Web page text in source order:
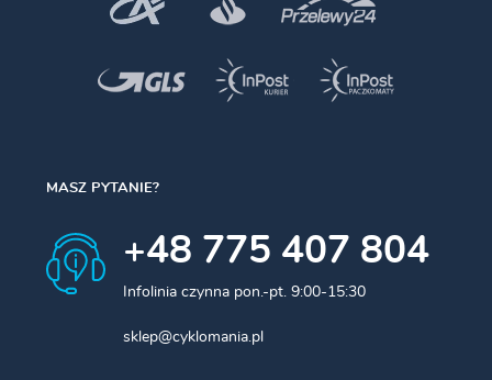
Konstrukcja żeberkowa na nogawce
MASZ PYTANIE?
+48 775 407 804
Infolinia czynna pon.-pt. 9:00-15:30
sklep@cyklomania.pl